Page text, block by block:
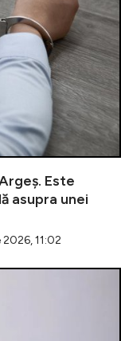
Este
asupra unei
11:02